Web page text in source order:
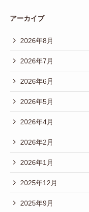
アーカイブ
2026年8月
2026年7月
2026年6月
2026年5月
2026年4月
2026年2月
2026年1月
2025年12月
2025年9月